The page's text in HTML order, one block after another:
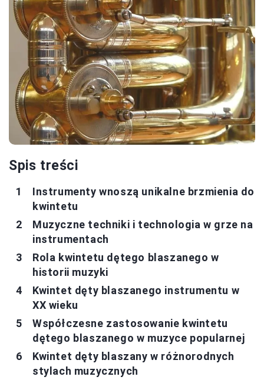
Spis treści
Instrumenty wnoszą unikalne brzmienia do
kwintetu
Muzyczne techniki i technologia w grze na
instrumentach
Rola kwintetu dętego blaszanego w
historii muzyki
Kwintet dęty blaszanego instrumentu w
XX wieku
Współczesne zastosowanie kwintetu
dętego blaszanego w muzyce popularnej
Kwintet dęty blaszany w różnorodnych
stylach muzycznych